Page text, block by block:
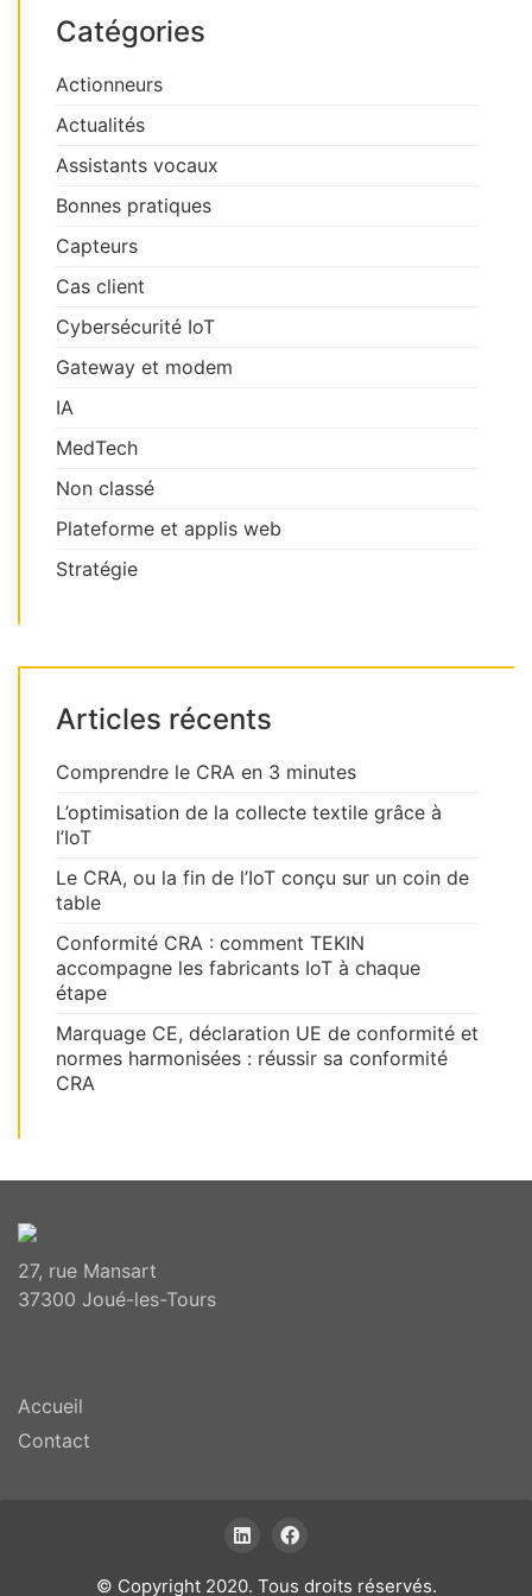
Catégories
Actionneurs
Actualités
Assistants vocaux
Bonnes pratiques
Capteurs
Cas client
Cybersécurité IoT
Gateway et modem
IA
MedTech
Non classé
Plateforme et applis web
Stratégie
Articles récents
Comprendre le CRA en 3 minutes
L’optimisation de la collecte textile grâce à
l’IoT
Le CRA, ou la fin de l’IoT conçu sur un coin de
table
Conformité CRA : comment TEKIN
accompagne les fabricants IoT à chaque
étape
Marquage CE, déclaration UE de conformité et
normes harmonisées : réussir sa conformité
CRA
27, rue Mansart
37300 Joué-les-Tours
Accueil
Contact
© Copyright 2020. Tous droits réservés.